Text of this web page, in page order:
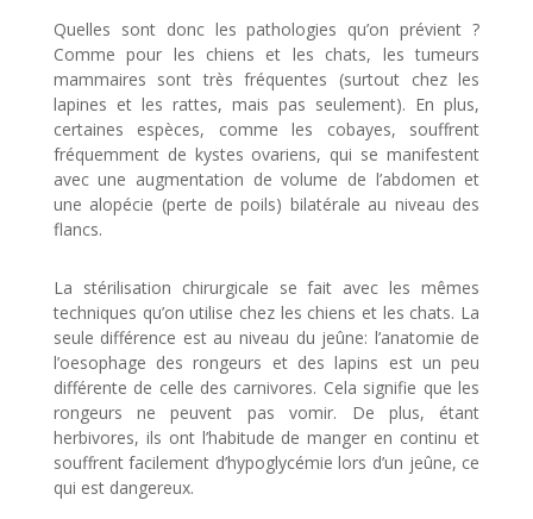
Quelles sont donc les pathologies qu’on prévient ?
Comme pour les chiens et les chats, les tumeurs
mammaires sont très fréquentes (surtout chez les
lapines et les rattes, mais pas seulement). En plus,
certaines espèces, comme les cobayes, souffrent
fréquemment de kystes ovariens, qui se manifestent
avec une augmentation de volume de l’abdomen et
une alopécie (perte de poils) bilatérale au niveau des
flancs.
La stérilisation chirurgicale se fait avec les mêmes
techniques qu’on utilise chez les chiens et les chats. La
seule différence est au niveau du jeûne: l’anatomie de
l’oesophage des rongeurs et des lapins est un peu
différente de celle des carnivores. Cela signifie que les
rongeurs ne peuvent pas vomir. De plus, étant
herbivores, ils ont l’habitude de manger en continu et
souffrent facilement d’hypoglycémie lors d’un jeûne, ce
qui est dangereux.